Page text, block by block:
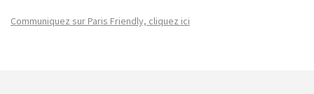
Communiquez sur Paris Friendly, cliquez ici